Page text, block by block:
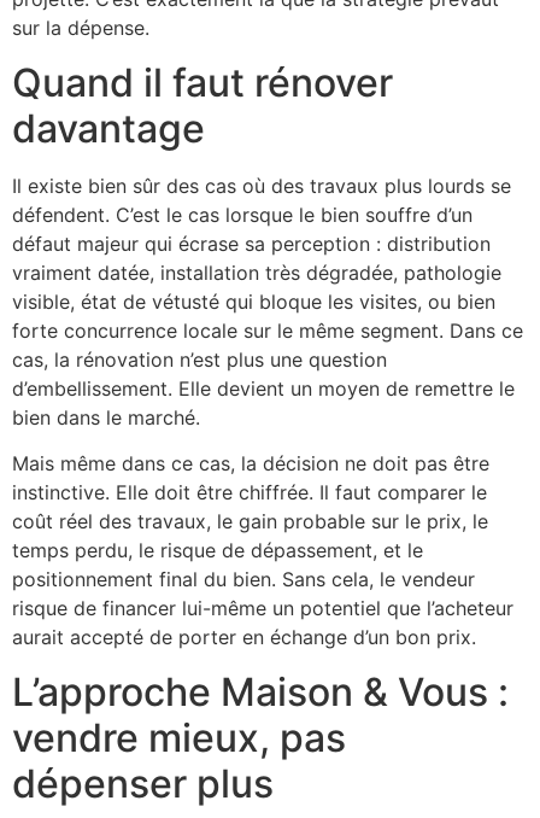
sur la dépense.
Quand il faut rénover
davantage
Il existe bien sûr des cas où des travaux plus lourds se
défendent. C’est le cas lorsque le bien souffre d’un
défaut majeur qui écrase sa perception : distribution
vraiment datée, installation très dégradée, pathologie
visible, état de vétusté qui bloque les visites, ou bien
forte concurrence locale sur le même segment. Dans ce
cas, la rénovation n’est plus une question
d’embellissement. Elle devient un moyen de remettre le
bien dans le marché.
Mais même dans ce cas, la décision ne doit pas être
instinctive. Elle doit être chiffrée. Il faut comparer le
coût réel des travaux, le gain probable sur le prix, le
temps perdu, le risque de dépassement, et le
positionnement final du bien. Sans cela, le vendeur
risque de financer lui-même un potentiel que l’acheteur
aurait accepté de porter en échange d’un bon prix.
L’approche Maison & Vous :
vendre mieux, pas
dépenser plus